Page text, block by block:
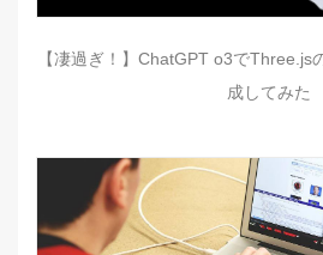
【凄過ぎ！】ChatGPT o3でThree.js
成してみた